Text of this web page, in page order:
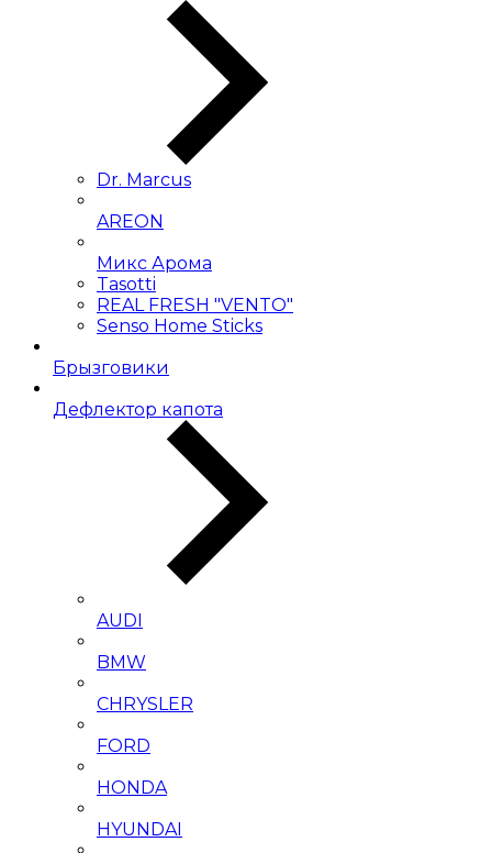
Dr. Marcus
AREON
Микс Арома
Tasotti
REAL FRESH "VENTO"
Senso Home Sticks
Брызговики
Дефлектор капота
AUDI
BMW
CHRYSLER
FORD
HONDA
HYUNDAI